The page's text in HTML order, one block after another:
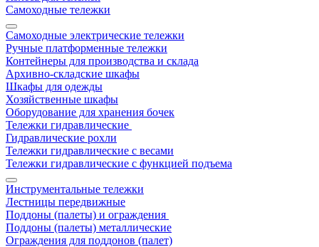
Самоходные тележки
Самоходные электрические тележки
Ручные платформенные тележки
Контейнеры для производства и склада
Архивно-складские шкафы
Шкафы для одежды
Хозяйственные шкафы
Оборудование для хранения бочек
Тележки гидравлические
Гидравлические рохли
Тележки гидравлические с весами
Тележки гидравлические с функцией подъема
Инструментальные тележки
Лестницы передвижные
Поддоны (палеты) и ограждения
Поддоны (палеты) металлические
Ограждения для поддонов (палет)